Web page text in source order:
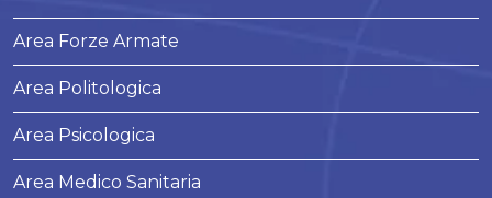
Area Forze Armate
Area Politologica
Area Psicologica
Area Medico Sanitaria